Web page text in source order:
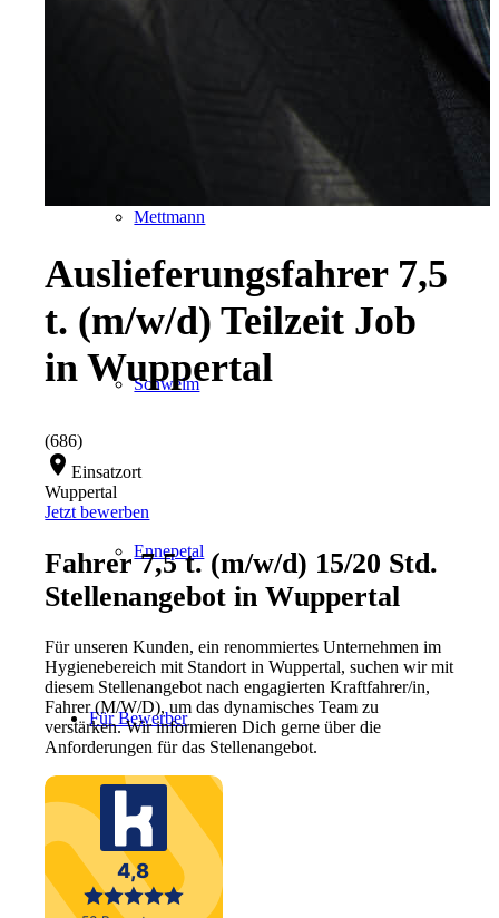
Mettmann
Schwelm
Ennepetal
Für Bewerber
Ihre Vorteile
Auslieferungsfahrer 7,5
t. (m/w/d) Teilzeit Job
in Wuppertal
(686)
location_onEinsatzort
Wuppertal
Jetzt bewerben
Fahrer 7,5 t. (m/w/d) 15/20 Std.
Stellenangebot in Wuppertal
Für unseren Kunden, ein renommiertes Unternehmen im
Hygienebereich mit Standort in Wuppertal, suchen wir mit
diesem Stellenangebot nach engagierten Kraftfahrer/in,
Fahrer (M/W/D), um das dynamisches Team zu
verstärken. Wir informieren Dich gerne über die
Anforderungen für das Stellenangebot.